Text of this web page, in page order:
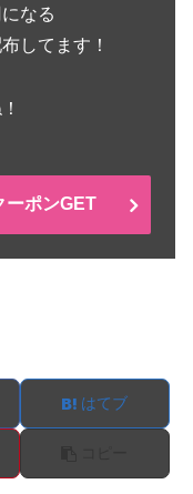
なる
してます！
ーポンGET
はてブ